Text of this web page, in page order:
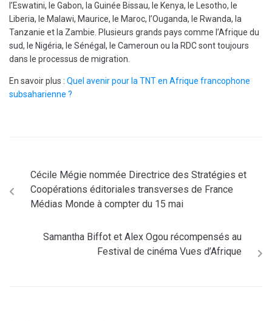
l’Eswatini, le Gabon, la Guinée Bissau, le Kenya, le Lesotho, le
Liberia, le Malawi, Maurice, le Maroc, l’Ouganda, le Rwanda, la
Tanzanie et la Zambie. Plusieurs grands pays comme l’Afrique du
sud, le Nigéria, le Sénégal, le Cameroun ou la RDC sont toujours
dans le processus de migration.
En savoir plus : Quel avenir pour la TNT en Afrique francophone
subsaharienne ?
Cécile Mégie nommée Directrice des Stratégies et
Coopérations éditoriales transverses de France
Médias Monde à compter du 15 mai
Samantha Biffot et Alex Ogou récompensés au
Festival de cinéma Vues d’Afrique